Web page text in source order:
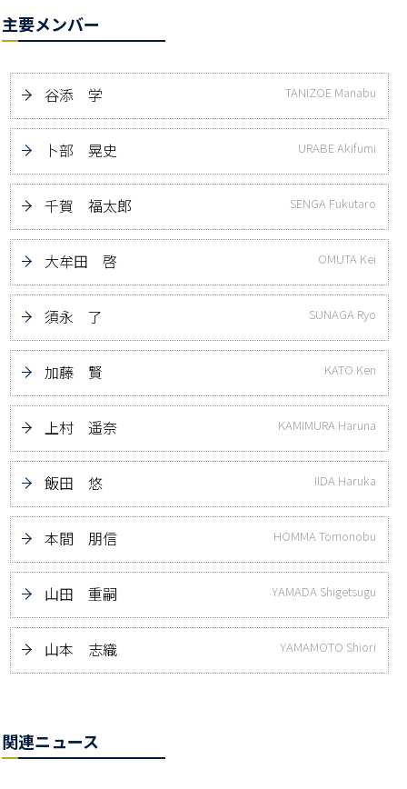
主要メンバー
谷添 学 TANIZOE Manabu
卜部 晃史 URABE Akifumi
千賀 福太郎 SENGA Fukutaro
大牟田 啓 OMUTA Kei
須永 了 SUNAGA Ryo
加藤 賢 KATO Ken
上村 遥奈 KAMIMURA Haruna
飯田 悠 IIDA Haruka
本間 朋信 HOMMA Tomonobu
山田 重嗣 YAMADA Shigetsugu
山本 志織 YAMAMOTO Shiori
関連ニュース